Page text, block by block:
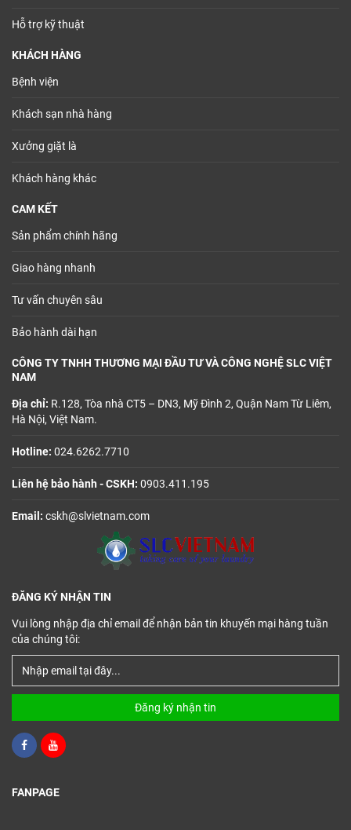
Hỗ trợ kỹ thuật
KHÁCH HÀNG
Bệnh viện
Khách sạn nhà hàng
Xưởng giặt là
Khách hàng khác
CAM KẾT
Sản phẩm chính hãng
Giao hàng nhanh
Tư vấn chuyên sâu
Bảo hành dài hạn
CÔNG TY TNHH THƯƠNG MẠI ĐẦU TƯ VÀ CÔNG NGHỆ SLC VIỆT
NAM
Địa chỉ: R.128, Tòa nhà CT5 – DN3, Mỹ Đình 2, Quận Nam Từ Liêm,
Hà Nội, Việt Nam.
Hotline: 024.6262.7710
Liên hệ bảo hành - CSKH: 0903.411.195
Email: cskh@slvietnam.com
ĐĂNG KÝ NHẬN TIN
Vui lòng nhập địa chỉ email để nhận bản tin khuyến mại hàng tuần
của chúng tôi:
Đăng ký nhận tin
FANPAGE